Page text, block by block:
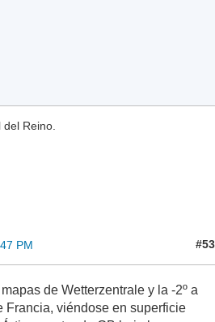
del Reino.
PM #53
de Wetterzentrale y la -2º a
Francia, viéndose en superficie